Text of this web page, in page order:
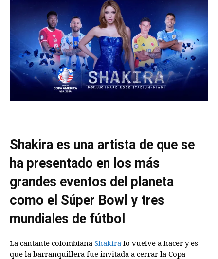
Shakira es una artista de que se
ha presentado en los más
grandes eventos del planeta
como el Súper Bowl y tres
mundiales de fútbol
La cantante colombiana Shakira lo vuelve a hacer y es
que la barranquillera fue invitada a cerrar la Copa